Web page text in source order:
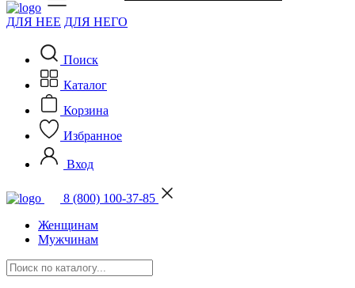
ДЛЯ НЕЕ ДЛЯ НЕГО
Поиск
Каталог
Корзина
Избранное
Вход
8 (800) 100-37-85
Женщинам
Мужчинам